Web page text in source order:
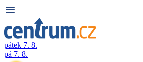
pátek 7. 8.
pá 7. 8.